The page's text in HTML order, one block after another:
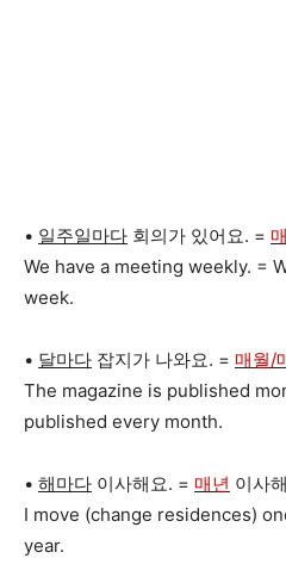
• 일주일마다 회의가 있어요. =
We have a meeting weekly. =
week.
• 달마다 잡지가 나와요. = 매월/
The magazine is published
published every month.
• 해마다 이사해요. = 매년 이사
I move (change residences)
year.